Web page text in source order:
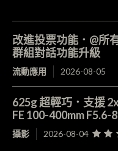
改進投票功能．@
群組對話功能升級
流動應用 2026-08-05
625g 超輕巧．支援
FE 100-400mm F5.6-
攝影 2026-08-04